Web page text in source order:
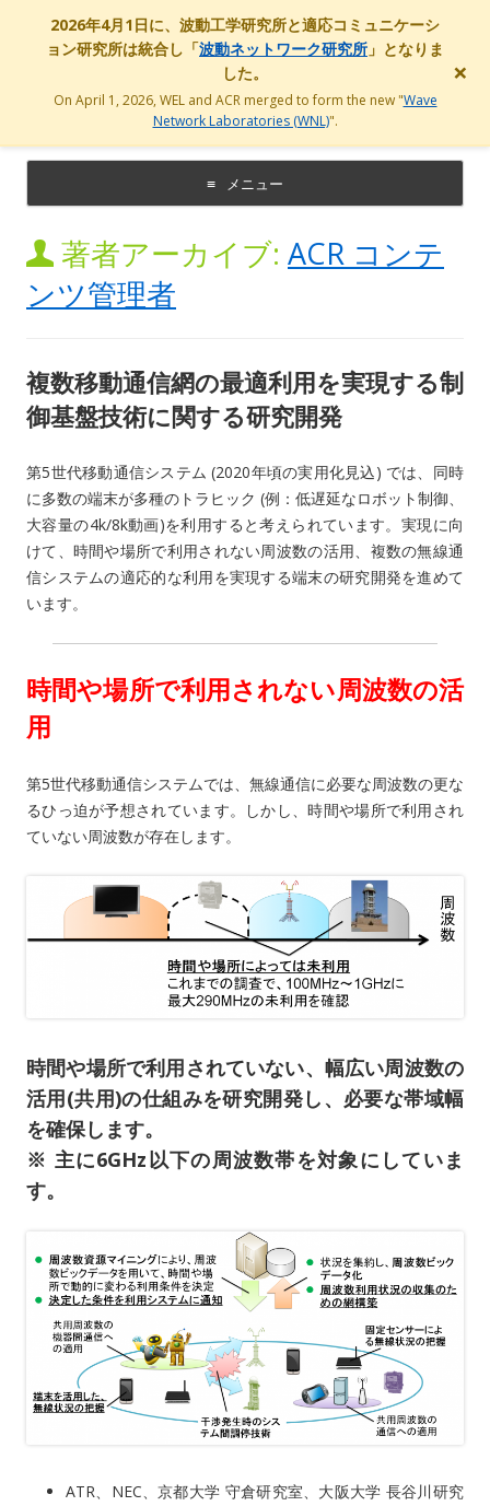
ATR ACR
Welcome to ATR ACR web site!
メニュー
コ
テ
ン
に
移
著者アーカイブ: ACR コンテ
ンツ管理者
複数移動通信網の最適利用を実現する制
御基盤技術に関する研究開発
第5世代移動通信システム (2020年頃の実用化見込) では、同時
に多数の端末が多種のトラヒック (例：低遅延なロボット制御、
大容量の4k/8k動画)を利用すると考えられています。実現に向
けて、時間や場所で利用されない周波数の活用、複数の無線通
信システムの適応的な利用を実現する端末の研究開発を進めて
います。
時間や場所で利用されない周波数の活
用
第5世代移動通信システムでは、無線通信に必要な周波数の更な
るひっ迫が予想されています。しかし、時間や場所で利用され
ていない周波数が存在します。
時間や場所で利用されていない、幅広い周波数の
活用(共用)の仕組みを研究開発し、必要な帯域幅
を確保します。
※ 主に6GHz以下の周波数帯を対象にしていま
す。
ATR、NEC、京都大学 守倉研究室、大阪大学 長谷川研究
2026年4月1日に、波動工学研究所と適応コミュニケーシ
ョン研究所は統合し「波動ネットワーク研究所 」となりま
した。
On April 1, 2026, WEL and ACR merged to form the new "Wave
Network Laboratories (WNL)".
×